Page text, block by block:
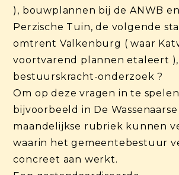
), bouwplannen bij de ANWB
Perzische Tuin, de volgende
omtrent Valkenburg ( waar
voortvarend plannen etaleert
bestuurskracht-onderzoek ?
Om op deze vragen in te
bijvoorbeeld in De
maandelijkse rubriek kunnen
waarin het gemeentebestuur
concreet aan werkt.